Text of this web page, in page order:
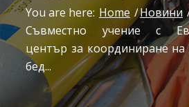
You are here: Home /Новини
Съвместно учение с
център за координиране на
бед...